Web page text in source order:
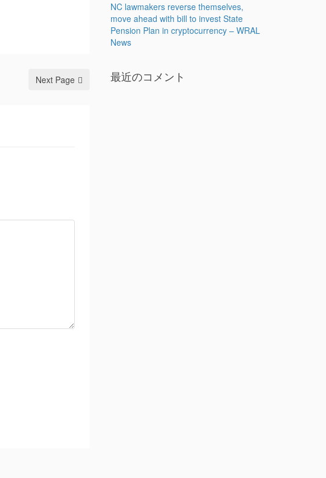
Next Page
NC lawmakers reverse themselves,
move ahead with bill to invest State
Pension Plan in cryptocurrency – WRAL
News
最近のコメント